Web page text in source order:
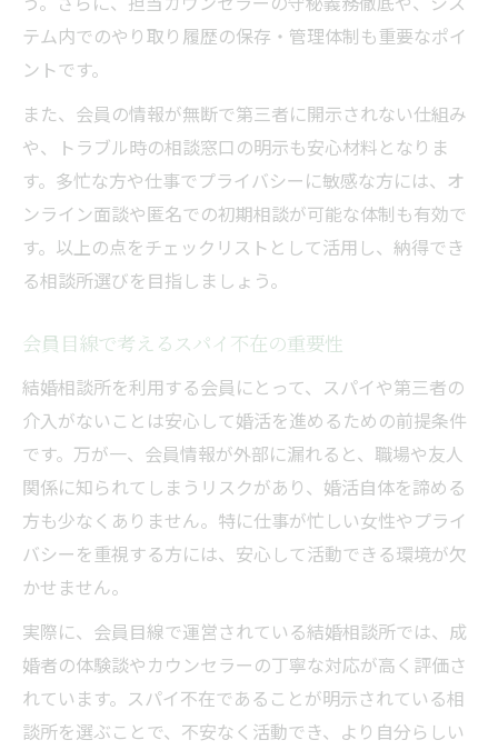
テム内でのやり取り履歴の保存・管理体制も重要なポイ
ントです。
また、会員の情報が無断で第三者に開示されない仕組み
や、トラブル時の相談窓口の明示も安心材料となりま
す。多忙な方や仕事でプライバシーに敏感な方には、オ
ンライン面談や匿名での初期相談が可能な体制も有効で
す。以上の点をチェックリストとして活用し、納得でき
る相談所選びを目指しましょう。
会員目線で考えるスパイ不在の重要性
結婚相談所を利用する会員にとって、スパイや第三者の
介入がないことは安心して婚活を進めるための前提条件
です。万が一、会員情報が外部に漏れると、職場や友人
関係に知られてしまうリスクがあり、婚活自体を諦める
方も少なくありません。特に仕事が忙しい女性やプライ
バシーを重視する方には、安心して活動できる環境が欠
かせません。
実際に、会員目線で運営されている結婚相談所では、成
婚者の体験談やカウンセラーの丁寧な対応が高く評価さ
れています。スパイ不在であることが明示されている相
談所を選ぶことで、不安なく活動でき、より自分らしい